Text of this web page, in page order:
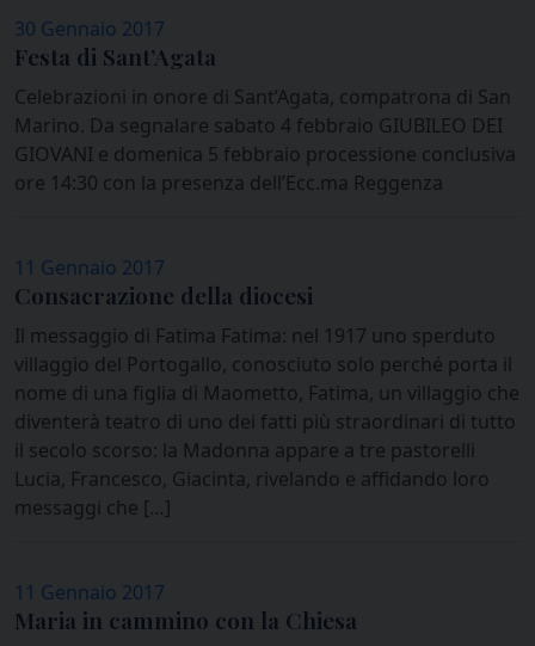
30 Gennaio 2017
Festa di Sant’Agata
Celebrazioni in onore di Sant’Agata, compatrona di San
Marino. Da segnalare sabato 4 febbraio GIUBILEO DEI
GIOVANI e domenica 5 febbraio processione conclusiva
ore 14:30 con la presenza dell’Ecc.ma Reggenza
11 Gennaio 2017
Consacrazione della diocesi
Il messaggio di Fatima Fatima: nel 1917 uno sperduto
villaggio del Portogallo, conosciuto solo perché porta il
nome di una figlia di Maometto, Fatima, un villaggio che
diventerà teatro di uno dei fatti più straordinari di tutto
il secolo scorso: la Madonna appare a tre pastorelli
Lucia, Francesco, Giacinta, rivelando e affidando loro
messaggi che […]
11 Gennaio 2017
Maria in cammino con la Chiesa